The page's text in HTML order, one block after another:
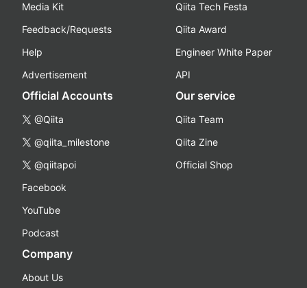
Media Kit
Feedback/Requests
Help
Advertisement
Qiita Tech Festa
Qiita Award
Engineer White Paper
API
Official Accounts
@Qiita
@qiita_milestone
@qiitapoi
Facebook
YouTube
Podcast
Our service
Qiita Team
Qiita Zine
Official Shop
Company
About Us